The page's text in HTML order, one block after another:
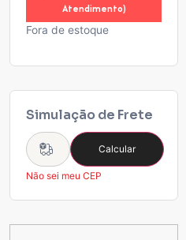
Atendimento)
Fora de estoque
Simulação de Frete
Calcular
Não sei meu CEP